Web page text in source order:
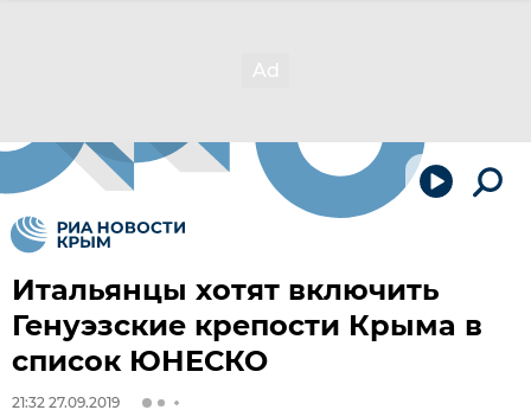
Итальянцы хотят включить
Генуэзские крепости Крыма в
список ЮНЕСКО
21:32 27.09.2019